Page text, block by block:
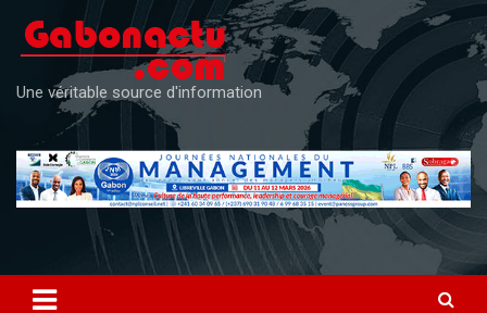
content
Une véritable source d'information